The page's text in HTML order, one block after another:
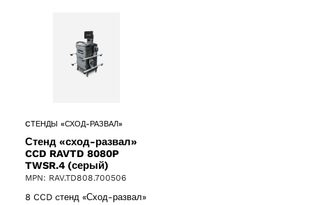
CТЕНДЫ «СХОД-РАЗВАЛ»
Стенд «сход-развал»
CCD RAVTD 8080P
TWSR.4 (серый)
MPN: RAV.TD808.700506
8 CCD cтенд «Сход-развал»